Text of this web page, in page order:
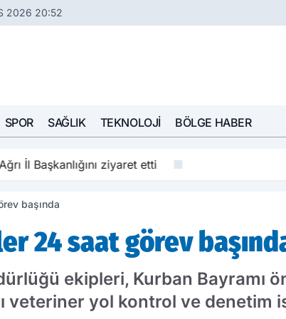
2026 20:52
SPOR SAĞLIK TEKNOLOJI BÖLGE HABER
İl Başkanlığını ziyaret etti
başında
24 saat görev
ekipleri, Kurban Bayramı
veteriner yol kontrol ve denetim